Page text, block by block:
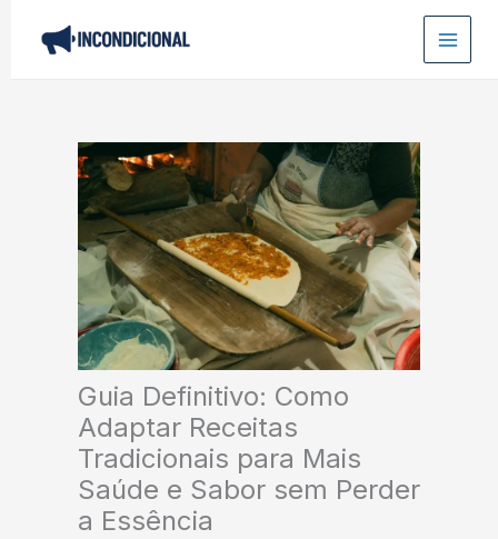
Guia Definitivo: Como
Adaptar Receitas
Tradicionais para Mais
Saúde e Sabor sem Perder
a Essência